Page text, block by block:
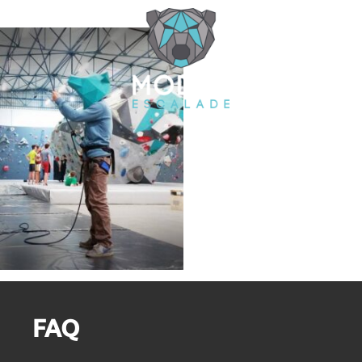
FAQ
Cookies management panel